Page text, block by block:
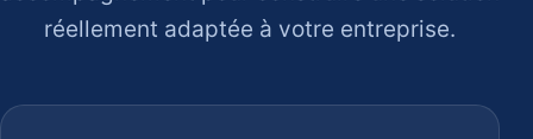
réellement adaptée à votre entreprise.